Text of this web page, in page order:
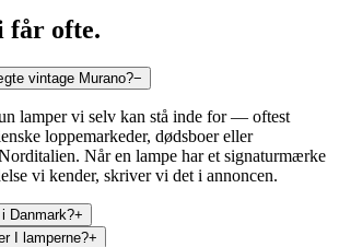
får ofte.
vintage Murano?−
lamper vi selv kan stå inde for — oftest
loppemarkeder, dødsboer eller
Når en lampe har et signaturmærke
vi kender, skriver vi det i annoncen.
Danmark?+
I lamperne?+